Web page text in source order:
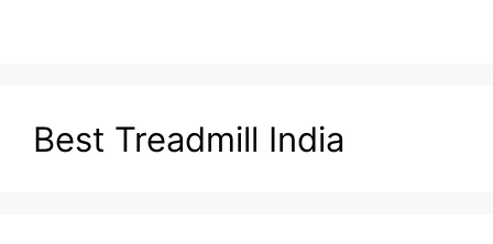
Best Treadmill India